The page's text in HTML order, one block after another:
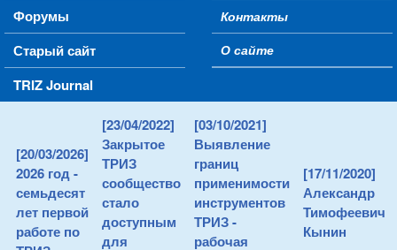
Форумы
Старый сайт
TRIZ Journal
Контакты
О сайте
[20/03/2026]
2026 год -
семьдесят
лет первой
работе по
[23/04/2022]
Закрытое
ТРИЗ
сообщество
стало
доступным
для
[03/10/2021]
Выявление
границ
применимости
инструментов
ТРИЗ -
рабочая
[17/11/2020]
Александр
Тимофеевич
Кынин